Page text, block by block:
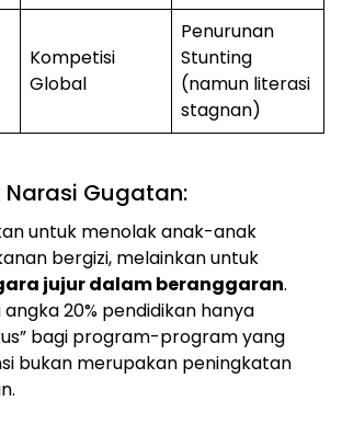
Kompetisi
Global
Penurunan
Stunting
(namun literasi
stagnan)
Narasi Gugatan:
untuk menolak anak-anak
bergizi, melainkan untuk
jujur dalam beranggaran.
20% pendidikan hanya
bagi program-program yang
bukan merupakan peningkatan